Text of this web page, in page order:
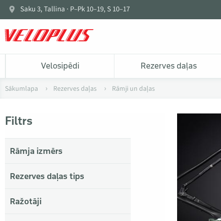
Saku 3, Tallina · P–Pk 10–19, S 10–17
Velosipēdi Rezerves daļas
Sākumlapa Rezerves daļas Rāmji un daļas
Filtrs
Rāmja izmērs
Rezerves daļas tips
Ražotāji